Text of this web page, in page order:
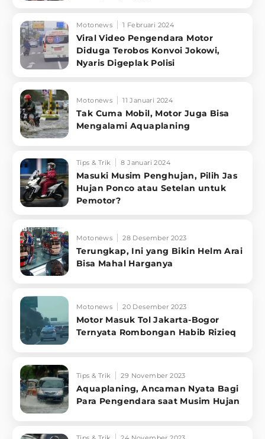
Motonews 1 Februari 2024
Viral Video Pengendara Motor
Diduga Terobos Konvoi Jokowi,
Nyaris Digeplak Polisi
Motonews 11 Januari 2024
Tak Cuma Mobil, Motor Juga Bisa
Mengalami Aquaplaning
Tips & Trik 8 Januari 2024
Masuki Musim Penghujan, Pilih Jas
Hujan Ponco atau Setelan untuk
Pemotor?
Motonews 28 Desember 2023
Terungkap, Ini yang Bikin Helm Arai
Bisa Mahal Harganya
Motonews 20 Desember 2023
Motor Masuk Tol Jakarta-Bogor
Ternyata Rombongan Habib Rizieq
Tips & Trik 29 November 2023
Aquaplaning, Ancaman Nyata Bagi
Para Pengendara saat Musim Hujan